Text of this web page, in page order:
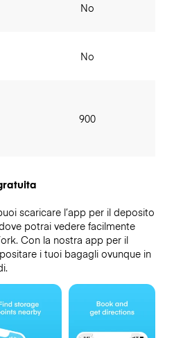
No
No
900
scaricare l’app per il deposito
potrai vedere facilmente
Con la nostra app per il
i tuoi bagagli ovunque in